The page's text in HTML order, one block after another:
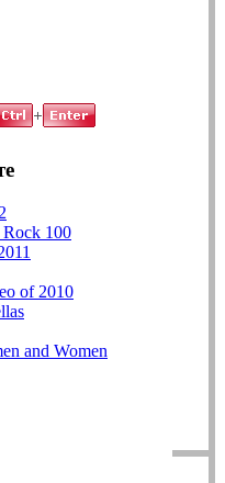
100
of 2010
and Women